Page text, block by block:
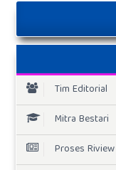
Tim Editorial
Mitra Bestari
Proses Riview